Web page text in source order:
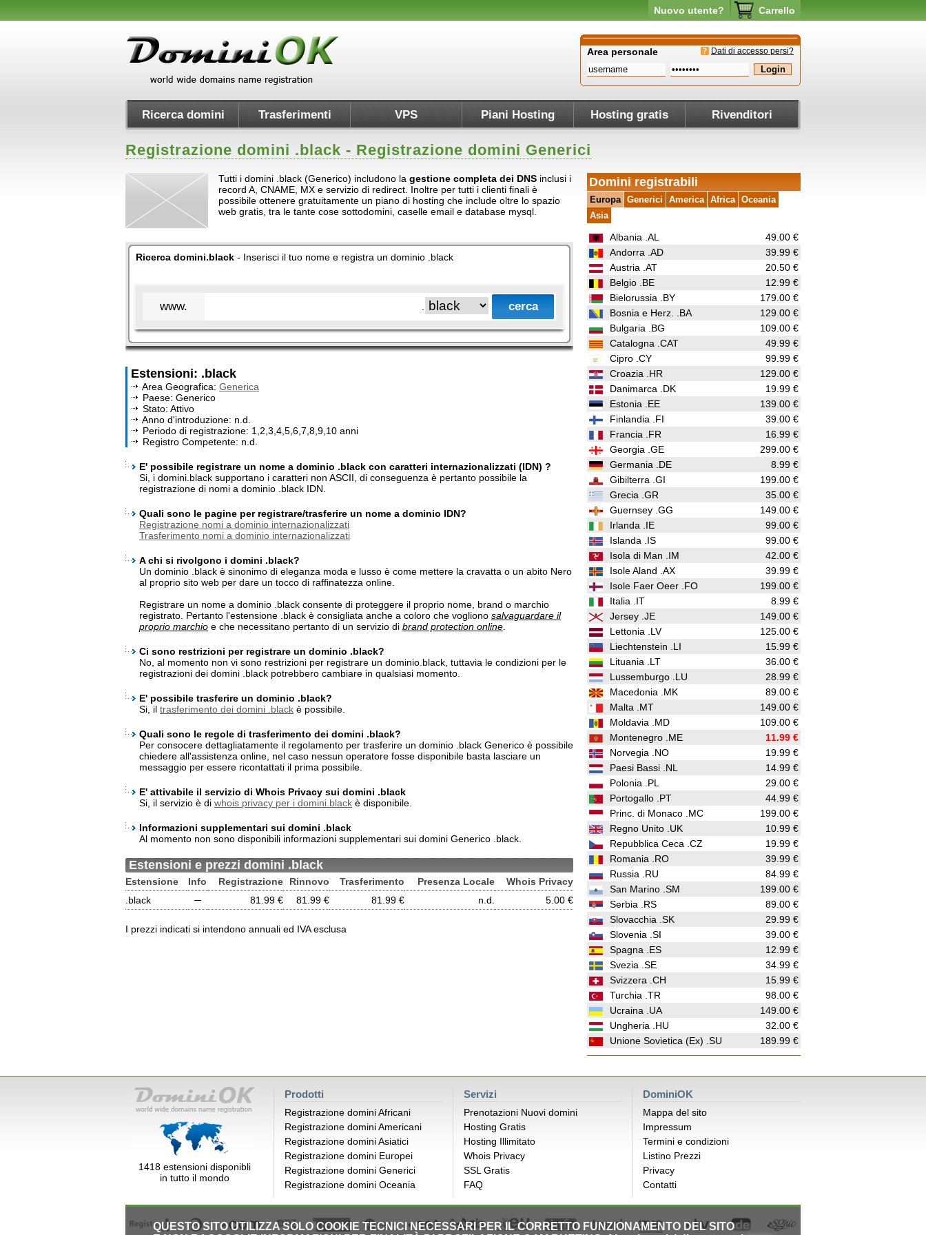
Nuovo utente? Carrello
Dati di accesso persi?
Area personale
Ricerca domini Trasferimenti VPS Piani Hosting Hosting gratis Rivenditori
Registrazione domini .black - Registrazione domini Generici
Tutti i domini .black (Generico) includono la gestione completa dei DNS inclusi i
record A, CNAME, MX e servizio di redirect. Inoltre per tutti i clienti finali è
possibile ottenere gratuitamente un piano di hosting che include oltre lo spazio
web gratis, tra le tante cose sottodomini, caselle email e database mysql.
Ricerca domini.black - Inserisci il tuo nome e registra un dominio .black
www.
Estensioni: .black
Area Geografica: Generica
Paese: Generico
Stato: Attivo
Anno d'introduzione: n.d.
Periodo di registrazione: 1,2,3,4,5,6,7,8,9,10 anni
Registro Competente: n.d.
E' possibile registrare un nome a dominio .black con caratteri internazionalizzati (IDN) ?
Si, i domini.black supportano i caratteri non ASCII, di conseguenza è pertanto possibile la
registrazione di nomi a dominio .black IDN.
Quali sono le pagine per registrare/trasferire un nome a dominio IDN?
Registrazione nomi a dominio internazionalizzati
Trasferimento nomi a dominio internazionalizzati
A chi si rivolgono i domini .black?
Un dominio .black è sinonimo di eleganza moda e lusso è come mettere la cravatta o un abito Nero
al proprio sito web per dare un tocco di raffinatezza online.
Registrare un nome a dominio .black consente di proteggere il proprio nome, brand o marchio
registrato. Pertanto l'estensione .black è consigliata anche a coloro che vogliono salvaguardare il
proprio marchio e che necessitano pertanto di un servizio di brand protection online
Ci sono restrizioni per registrare un dominio .black?
No, al momento non vi sono restrizioni per registrare un dominio.black, tuttavia le condizioni per le
registrazioni dei domini .black potrebbero cambiare in qualsiasi momento.
E' possibile trasferire un dominio .black?
Si, il trasferimento dei domini .black è possibile.
Quali sono le regole di trasferimento dei domini .black?
Per consocere dettagliatamente il regolamento per trasferire un dominio .black Generico è possibile
chiedere all'assistenza online, nel caso nessun operatore fosse disponibile basta lasciare un
messaggio per essere ricontattati il prima possibile.
E' attivabile il servizio di Whois Privacy sui domini .black
Si, il servizio è di whois privacy per i domini.black è disponibile.
Informazioni supplementari sui domini .black
Al momento non sono disponibili informazioni supplementari sui domini Generico .black.
Estensioni e prezzi domini .black
Estensione Info Registrazione Rinnovo Trasferimento Presenza Locale
Whois Privacy
.black
─ 81.99 € 81.99 € 81.99 € n.d. 5.00 €
I prezzi indicati si intendono annuali ed IVA esclusa
Domini registrabili
Europa Generici America Africa Oceania
Asia
Albania .AL
49.00 €
Andorra .AD
39.99 €
Austria .AT
20.50 €
Belgio .BE
12.99 €
Bielorussia .BY
179.00 €
Bosnia e Herz. .BA
129.00 €
Bulgaria .BG
109.00 €
Catalogna .CAT
49.99 €
Cipro .CY
99.99 €
Croazia .HR
129.00 €
Danimarca .DK
19.99 €
Estonia .EE
139.00 €
Finlandia .FI
39.00 €
Francia .FR
16.99 €
Georgia .GE
299.00 €
Germania .DE
8.99 €
Gibilterra .GI
199.00 €
Grecia .GR
35.00 €
Guernsey .GG
149.00 €
Irlanda .IE
99.00 €
Islanda .IS
99.00 €
Isola di Man .IM
42.00 €
Isole Aland .AX
39.99 €
Isole Faer Oeer .FO
199.00 €
Italia .IT
8.99 €
Jersey .JE
149.00 €
Lettonia .LV
125.00 €
Liechtenstein .LI
15.99 €
Lituania .LT
36.00 €
Lussemburgo .LU
28.99 €
Macedonia .MK
89.00 €
Malta .MT
149.00 €
Moldavia .MD
109.00 €
Montenegro .ME
11.99 €
Norvegia .NO
19.99 €
Paesi Bassi .NL
14.99 €
Polonia .PL
29.00 €
Portogallo .PT
44.99 €
Princ. di Monaco .MC
199.00 €
Regno Unito .UK
10.99 €
Repubblica Ceca .CZ
19.99 €
Romania .RO
39.99 €
Russia .RU
84.99 €
San Marino .SM
199.00 €
Serbia .RS
89.00 €
Slovacchia .SK
29.99 €
Slovenia .SI
39.00 €
Spagna .ES
12.99 €
Svezia .SE
34.99 €
Svizzera .CH
15.99 €
Turchia .TR
98.00 €
Ucraina .UA
149.00 €
Ungheria .HU
32.00 €
Unione Sovietica (Ex) .SU
189.99 €
1418 estensioni disponibli
in tutto il mondo
Prodotti
Registrazione domini Africani
Registrazione domini Americani
Registrazione domini Asiatici
Registrazione domini Europei
Registrazione domini Generici
Registrazione domini Oceania
Servizi
Prenotazioni Nuovi domini
Hosting Gratis
Hosting Illimitato
Whois Privacy
SSL Gratis
FAQ
DominiOK
Mappa del sito
Impressum
Termini e condizioni
Listino Prezzi
Privacy
Contatti
QUESTO SITO UTILIZZA SOLO COOKIE TECNICI NECESSARI PER IL CORRETTO FUNZIONAMENTO DEL SITO